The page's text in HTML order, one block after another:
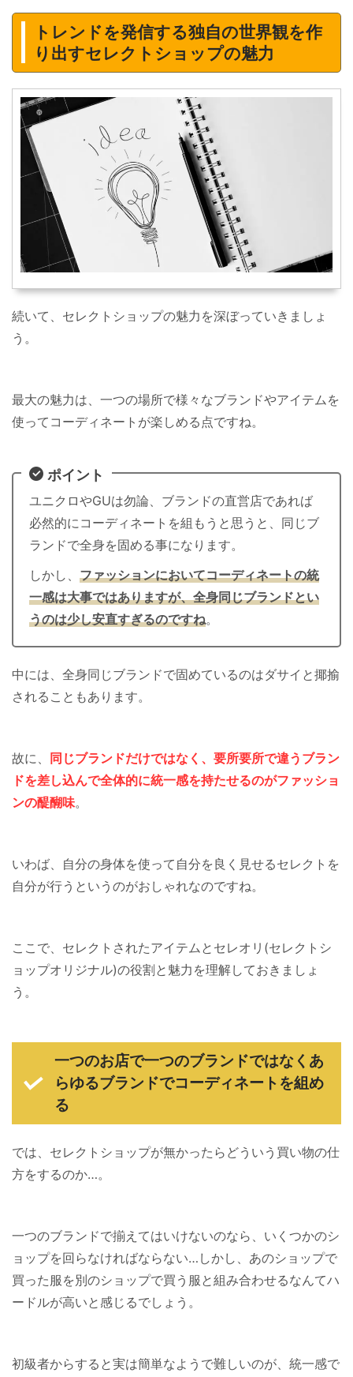
トレンドを発信する独自の世界観を作
り出すセレクトショップの魅力
続いて、セレクトショップの魅力を深ぼっていきましょ
う。
最大の魅力は、一つの場所で様々なブランドやアイテムを
使ってコーディネートが楽しめる点ですね。
ポイント
ユニクロやGUは勿論、ブランドの直営店であれば
必然的にコーディネートを組もうと思うと、同じブ
ランドで全身を固める事になります。
しかし、 ファッションにおいてコーディネートの統
一感は大事ではありますが、全身同じブランドとい
うのは少し安直すぎるのですね。
中には、全身同じブランドで固めているのはダサイと揶揄
されることもあります。
故に、
同じブランドだけではなく、要所要所で違うブラン
ドを差し込んで全体的に統一感を持たせるのがファッショ
ンの醍醐味。
いわば、自分の身体を使って自分を良く見せるセレクトを
自分が行うというのがおしゃれなのですね。
ここで、セレクトされたアイテムとセレオリ(セレクトシ
ョップオリジナル)の役割と魅力を理解しておきましょ
う。
一つのお店で一つのブランドではなくあ
らゆるブランドでコーディネートを組め
る
では、セレクトショップが無かったらどういう買い物の仕
方をするのか…。
一つのブランドで揃えてはいけないのなら、いくつかのシ
ョップを回らなければならない…しかし、あのショップで
買った服を別のショップで買う服と組み合わせるなんてハ
ードルが高いと感じるでしょう。
初級者からすると実は簡単なようで難しいのが、統一感で